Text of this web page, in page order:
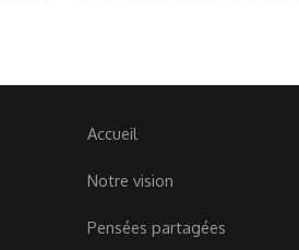
Accueil
Notre vision
Pensées partagées